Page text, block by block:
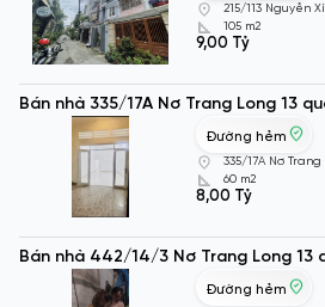
215/113 Nguyễn
105 m2
9,00 Tỷ
Bán nhà 335/17A Nơ Trang Long 13
Đường hẻm
335/17A Nơ
60 m2
8,00 Tỷ
Bán nhà 442/14/3 Nơ Trang Long 13
Đường hẻm